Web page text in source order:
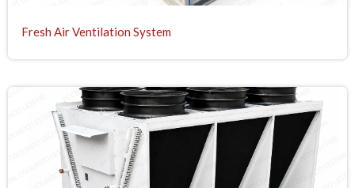
Fresh Air Ventilation System